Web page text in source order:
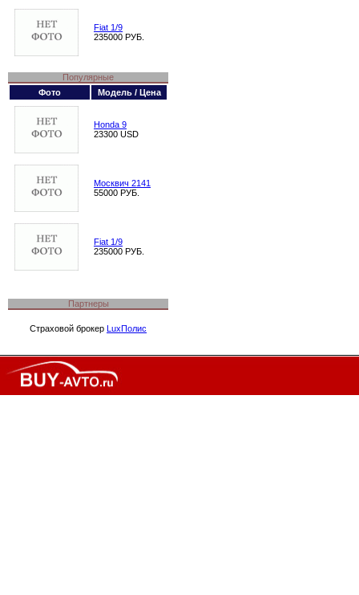
Fiat 1/9
235000 РУБ.
Популярные
Фото
Модель / Цена
Honda 9
23300 USD
Москвич 2141
55000 РУБ.
Fiat 1/9
235000 РУБ.
Партнеры
Страховой брокер LuxПолис